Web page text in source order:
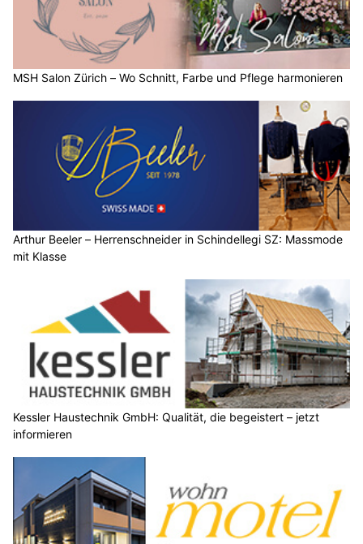
MSH Salon Zürich – Wo Schnitt, Farbe und Pflege harmonieren
Arthur Beeler – Herrenschneider in Schindellegi SZ: Massmode
mit Klasse
Kessler Haustechnik GmbH: Qualität, die begeistert – jetzt
informieren